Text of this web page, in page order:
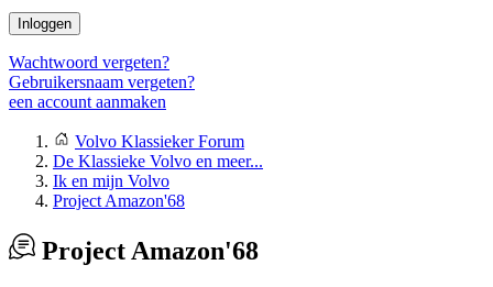
Inloggen
Wachtwoord vergeten?
Gebruikersnaam vergeten?
een account aanmaken
Volvo Klassieker Forum
De Klassieke Volvo en meer...
Ik en mijn Volvo
Project Amazon'68
Project Amazon'68